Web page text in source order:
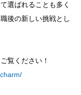
選ばれることも多く
後の新しい挑戦とし
覧ください！